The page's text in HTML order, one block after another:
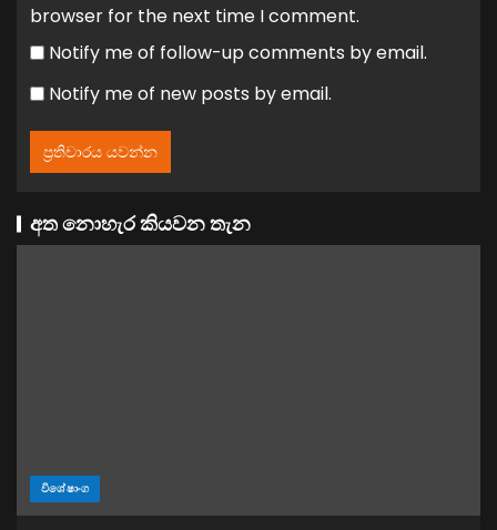
browser for the next time I comment.
Notify me of follow-up comments by email.
Notify me of new posts by email.
අත නොහැර කියවන තැන
විශේෂාංග